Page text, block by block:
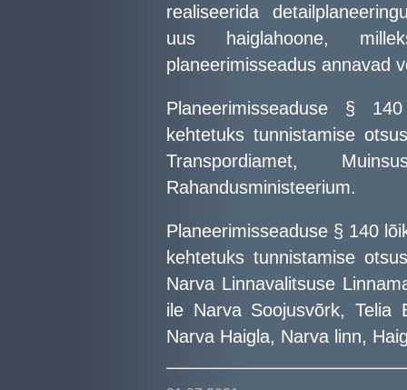
realiseerida
uus haiglahoone,
planeerimisseadus annavad
Planeerimisseaduse §
kehtetuks tunnistamise
Transpordiamet,
Rahandusministeerium.
Planeerimisseaduse § 140
kehtetuks tunnistamise
Narva Linnavalitsuse
ile Narva Soojusvõrk, Telia
Narva Haigla, Narva linn,